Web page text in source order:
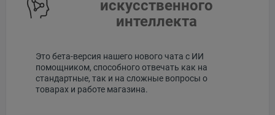
искусственного
интеллекта
Это бета-версия нашего нового чата с ИИ
помощником, способного отвечать как на
стандартные, так и на сложные вопросы о
товарах и работе магазина.